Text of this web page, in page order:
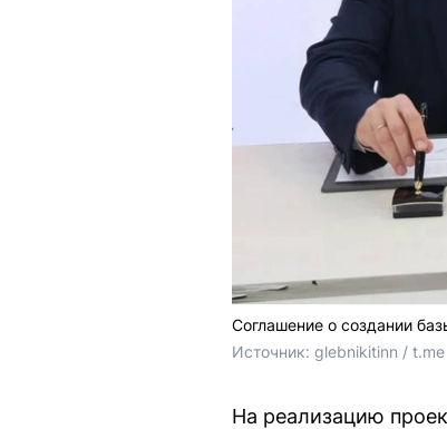
Соглашение о создании
Источник: glebnikitinn / t.me
На реализацию